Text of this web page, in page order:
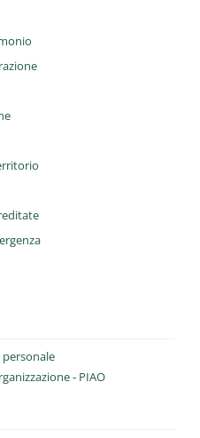
- PIAO